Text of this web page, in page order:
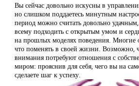
Вы сейчас довольно искусны в
но слишком поддаетесь минутным
период можно считать довольно
всему подходить с открытым умом и
на прошлых моделях поведения. Многие
что поменять в своей жизни. Возможно,
внимания потребуют отношения с
миром: прояснив для себя, чего вы на
сделаете шаг к успеху.